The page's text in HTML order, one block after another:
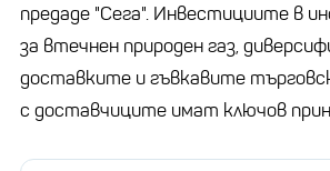
предаде "Сега". Инвестициите в
за втечнен природен газ,
доставките и гъвкавите
с доставчиците имат ключов